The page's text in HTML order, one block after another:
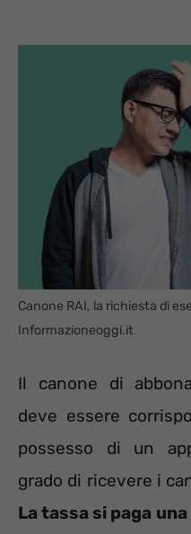
Canone RAI, la richiesta di
Informazioneoggi.it
Il canone di
deve essere
possesso di un
grado di ricevere i
La tassa si paga